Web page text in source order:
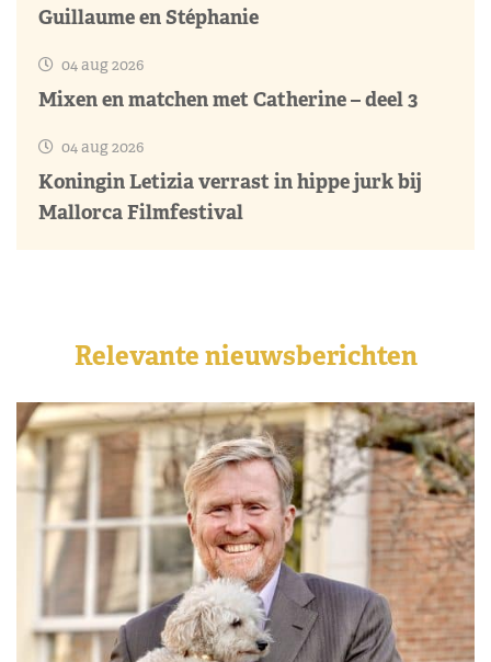
Guillaume en Stéphanie
04 aug 2026
Mixen en matchen met Catherine – deel 3
04 aug 2026
Koningin Letizia verrast in hippe jurk bij
Mallorca Filmfestival
Relevante nieuwsberichten